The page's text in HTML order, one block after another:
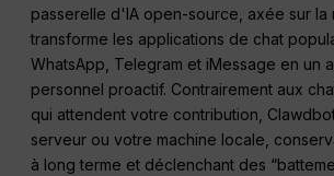
passerelle d'IA open-source, axée sur la
transforme les applications de chat
WhatsApp, Telegram et iMessage en un
personnel proactif. Contrairement aux
qui attendent votre contribution,
serveur ou votre machine locale,
à long terme et déclenchant des